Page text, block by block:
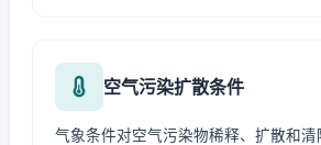
空气污染扩散条件
气象条件对空气污染物稀释、扩散和清